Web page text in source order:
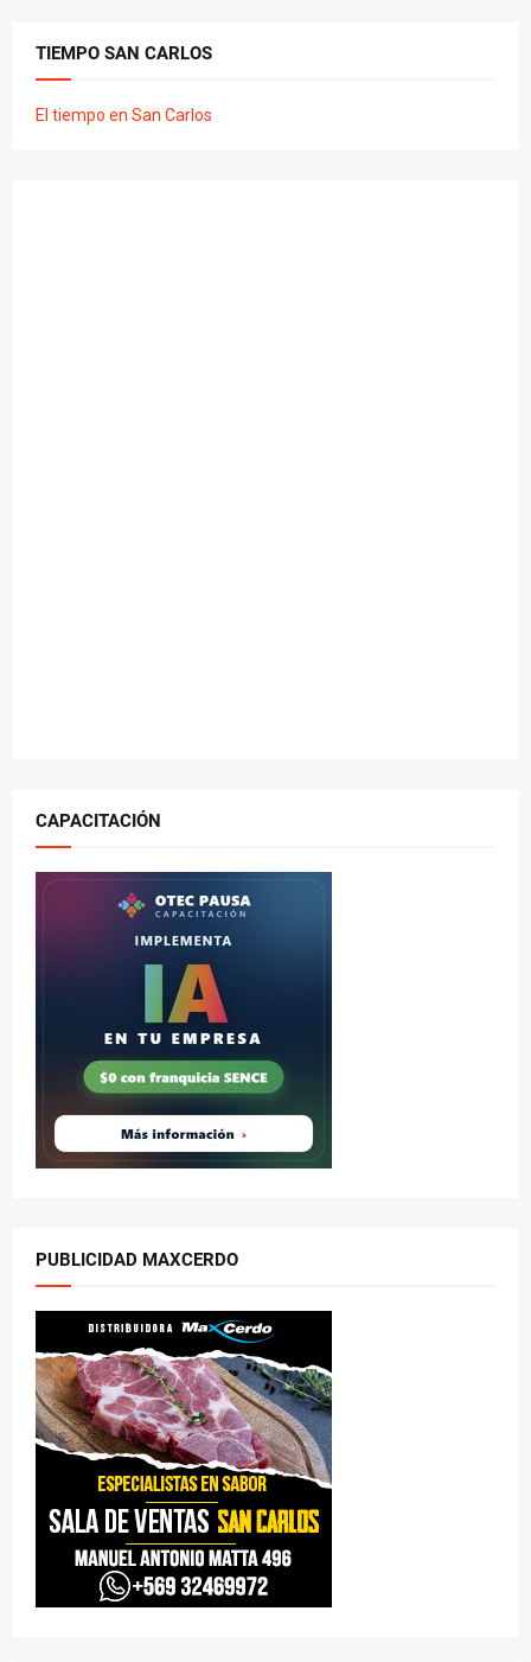
TIEMPO SAN CARLOS
El tiempo en San Carlos
CAPACITACIÓN
PUBLICIDAD MAXCERDO